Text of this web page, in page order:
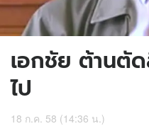
เอกชัย ต้านตั
ไป
18 ก.ค. 58 (14:36 น.)